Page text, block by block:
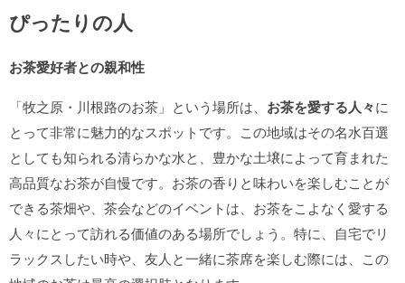
ぴったりの人
お茶愛好者との親和性
「牧之原・川根路のお茶」という場所は、 お茶を愛する人々に
とって非常に魅力的なスポットです。この地域はその名水百選
としても知られる清らかな水と、豊かな土壌によって育まれた
高品質なお茶が自慢です。お茶の香りと味わいを楽しむことが
できる茶畑や、茶会などのイベントは、お茶をこよなく愛する
人々にとって訪れる価値のある場所でしょう。特に、自宅でリ
ラックスしたい時や、友人と一緒に茶席を楽しむ際には、この